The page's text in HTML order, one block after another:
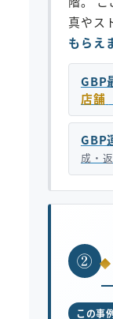
真やス
もらえ
GBP
店舗
GBP
成・
②
この事